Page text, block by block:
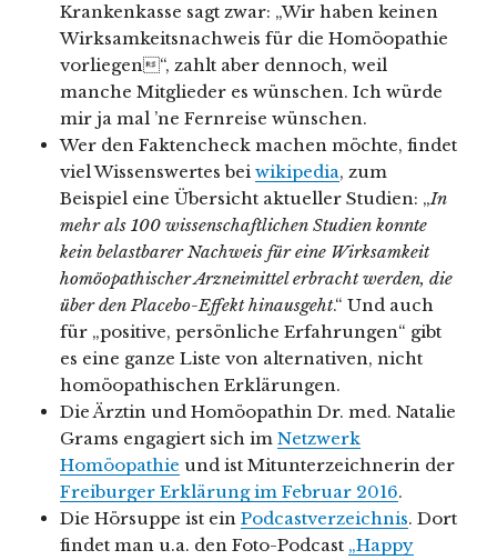
Krankenkasse sagt zwar: „Wir haben keinen
Wirksamkeitsnachweis für die Homöopathie
vorliegen“, zahlt aber dennoch, weil
manche Mitglieder es wünschen. Ich würde
mir ja mal ’ne Fernreise wünschen.
Wer den Faktencheck machen möchte, findet
viel Wissenswertes beiwikipedia, zum
Beispiel eine Übersicht aktueller Studien: „In
mehr als 100 wissenschaftlichen Studien konnte
kein belastbarer Nachweis für eine Wirksamkeit
homöopathischer Arzneimittel erbracht werden, die
über den Placebo-Effekt hinausgeht.“ Und auch
für „positive, persönliche Erfahrungen“ gibt
es eine ganze Liste von alternativen, nicht
homöopathischen Erklärungen.
Die Ärztin und Homöopathin Dr. med. Natalie
Grams engagiert sich imNetzwerk
Homöopathie und ist Mitunterzeichnerin der
Freiburger Erklärung im Februar 2016.
Die Hörsuppe ist einPodcastverzeichnis. Dort
findet man u.a. den Foto-Podcast „Happy